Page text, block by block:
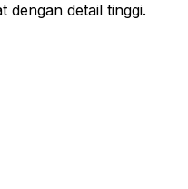
dengan detail tinggi.